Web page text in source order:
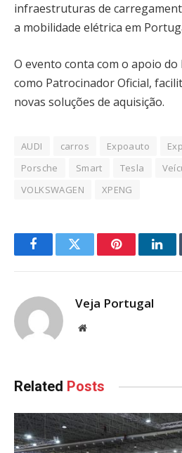
infraestruturas de
a mobilidade elétrica em
O evento conta com o apoio
como Patrocinador Oficial,
novas soluções de aquisição.
AUDI carros Expoauto
Porsche
Smart Tesla
VOLKSWAGEN
XPENG
FacebookTwitter Pinterest
Veja Portugal
Website
Related Posts